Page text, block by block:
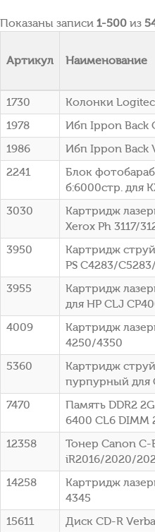
Показаны записи 1-500 из
Артикул Наименование
1730
Колонки
1978
Ибп Ippon Back
1986
Ибп Ippon Back
2241
Блок
б:6000стр. для
3030
Картридж
Xerox Ph 3117/
3950
Картридж
PS C4283/
3955
Картридж
для HP CLJ
4009
Картридж
4250/4350
5360
Картридж
пурпурный для
7470
Память DDR2
6400 CL6 DIMM
12358
Тонер Canon C-
iR2016/2020/
14258
Картридж
4345
15611
Диск CD-R